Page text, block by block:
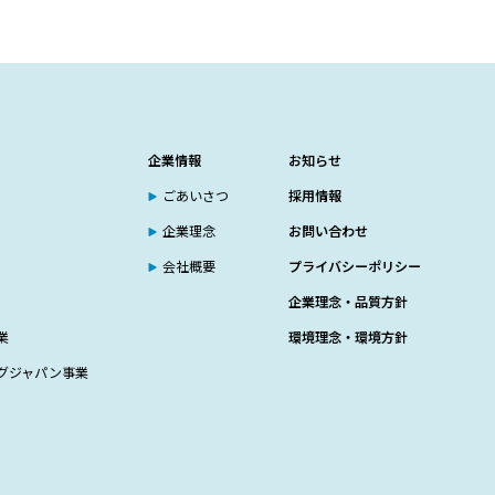
ジャパン事業
企業情報
ごあいさつ
企業理念
会社概要
お知らせ
採用情報
お問い合わせ
プライバシーポリシー
企業理念・品質方針
環境理念・環境方針